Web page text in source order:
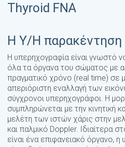
Thyroid FNA
Η Υ/Η παρακέντηση
Η υπερηχογραφία είναι γνωστό
όλα τα όργανα του σώματος με
πραγματικό χρόνο (real time) σε
απεριόριστη εναλλαγή των
σύγχρονοι υπερηχογράφοι. Η
συμπληρώνεται με την κινητική
μελέτη των ιστών χάρις στην
και παλμικό Doppler. Ιδιαίτερα
είναι ένα επιφανειακό όργανο,